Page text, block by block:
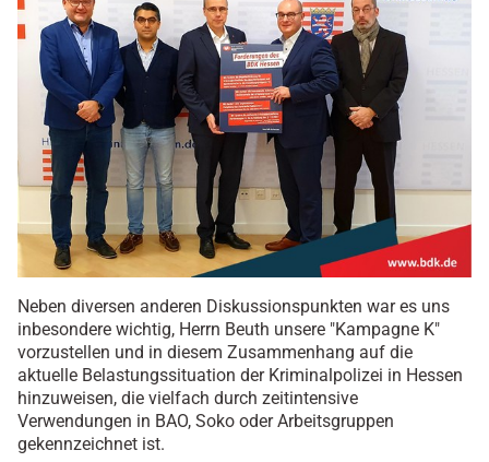
Neben diversen anderen Diskussionspunkten war es uns
inbesondere wichtig, Herrn Beuth unsere "Kampagne K"
vorzustellen und in diesem Zusammenhang auf die
aktuelle Belastungssituation der Kriminalpolizei in Hessen
hinzuweisen, die vielfach durch zeitintensive
Verwendungen in BAO, Soko oder Arbeitsgruppen
gekennzeichnet ist.